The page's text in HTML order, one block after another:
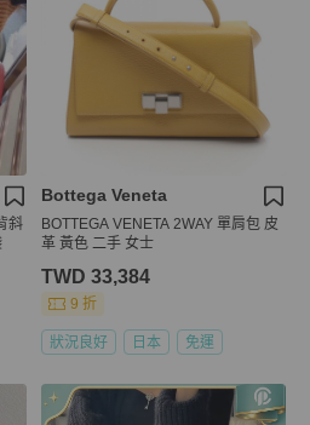
斜
Bottega Veneta
BOTTEGA VENETA 2WAY 單肩包 皮
革 黃色 二手 女士
TWD 33,384
9 折
狀況良好 日本 免運